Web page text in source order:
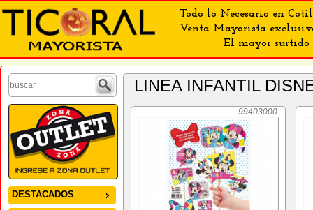
Todo lo Necesario en
Venta Mayorista
El mayor surtido
DESTACADOS
LINEA INFANTIL
99403000